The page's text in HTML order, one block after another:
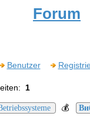
Forum
Benutzer
1
💰